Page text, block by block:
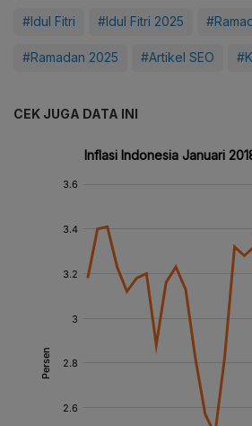
#Idul Fitri #Idul Fitri 2025
#Ramadan 2025 #Artikel SEO
CEK JUGA DATA INI